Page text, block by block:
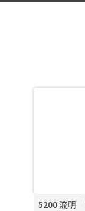
5200 流明